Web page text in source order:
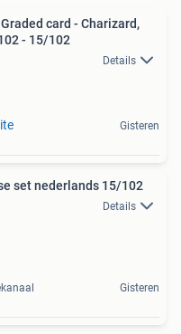
card - Charizard,
- 15/102
Details
Gisteren
set nederlands 15/102
Details
Gisteren